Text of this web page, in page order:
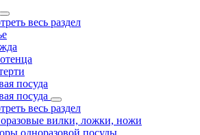
весь раздел
посуда
посуда
весь раздел
вилки, ложки, ножи
одноразовой посуды